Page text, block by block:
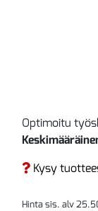
Optimoitu
Kysy
Hinta sis. alv